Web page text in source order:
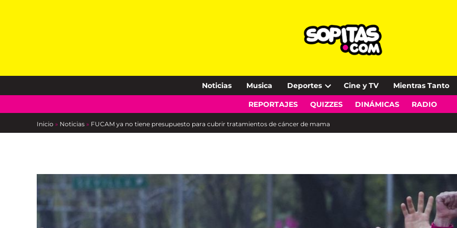
Noticias Musica Deportes
Open
dropdown
Cine y TV Mientras Tanto
REPORTAJES QUIZZES DINÁMICAS RADIO
Inicio » Noticias » FUCAM ya no tiene presupuesto para cubrir tratamientos de cáncer de mama